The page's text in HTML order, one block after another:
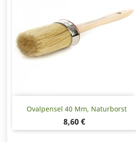
Ovalpensel 40 Mm, Naturborst
Pris
8,60 €